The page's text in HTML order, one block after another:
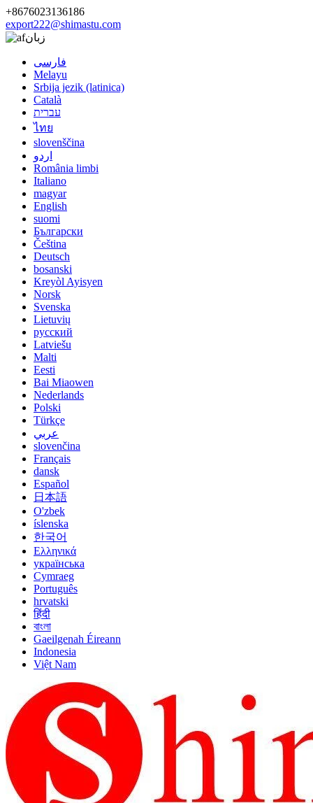
+8676023136186
export222@shimastu.com
زبان
فارسی
Melayu
Srbija jezik (latinica)
Català
עברית
ไทย
slovenščina
اردو
România limbi
Italiano
magyar
English
suomi
Български
Čeština
Deutsch
bosanski
Kreyòl Ayisyen
Norsk
Svenska
Lietuvių
русский
Latviešu
Malti
Eesti
Bai Miaowen
Nederlands
Polski
Türkçe
عربي
slovenčina
Français
dansk
Español
日本語
O'zbek
íslenska
한국어
Ελληνικά
українська
Cymraeg
Português
hrvatski
हिंदी
বাংলা
Gaeilgenah Éireann
Indonesia
Việt Nam